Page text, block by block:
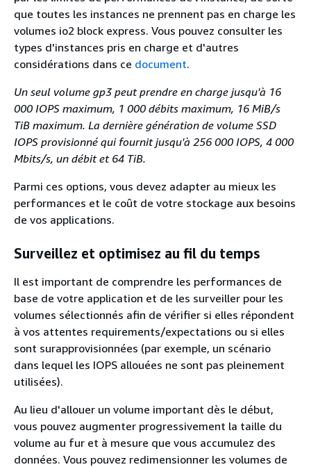
que toutes les instances ne prennent pas en charge les
volumes io2 block express. Vous pouvez consulter les
types d'instances pris en charge et d'autres
considérations dans ce document.
Un seul volume gp3 peut prendre en charge jusqu'à 16
000 IOPS maximum, 1 000 débits maximum, 16 MiB/s
TiB maximum. La dernière génération de volume SSD
IOPS provisionné qui fournit jusqu'à 256 000 IOPS, 4 000
Mbits/s, un débit et 64 TiB.
Parmi ces options, vous devez adapter au mieux les
performances et le coût de votre stockage aux besoins
de vos applications.
Surveillez et optimisez au fil du temps
Il est important de comprendre les performances de
base de votre application et de les surveiller pour les
volumes sélectionnés afin de vérifier si elles répondent
à vos attentes requirements/expectations ou si elles
sont surapprovisionnées (par exemple, un scénario
dans lequel les IOPS allouées ne sont pas pleinement
utilisées).
Au lieu d'allouer un volume important dès le début,
vous pouvez augmenter progressivement la taille du
volume au fur et à mesure que vous accumulez des
données. Vous pouvez redimensionner les volumes de